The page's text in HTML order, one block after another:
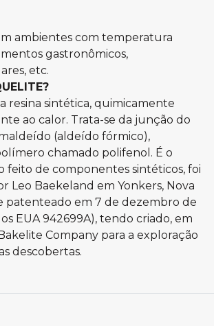
ambientes com temperatura
gastronômicos,
etc.
resina sintética, quimicamente
ao calor. Trata-se da junção do
(aldeído fórmico),
chamado polifenol. É o
feito de componentes sintéticos, foi
Leo Baekeland em Yonkers, Nova
patenteado em 7 de dezembro de
EUA 942699A), tendo criado, em
Company para a exploração
descobertas.